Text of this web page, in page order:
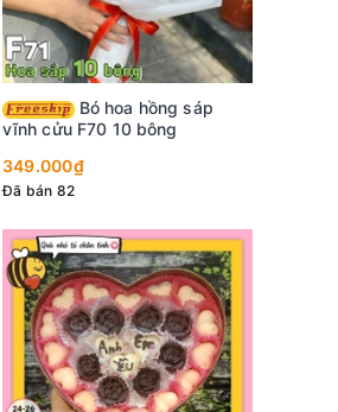
Bó hoa hồng sáp
vĩnh cửu F70 10 bông
349.000₫
Đã bán 82